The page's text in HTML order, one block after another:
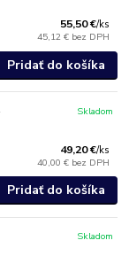
55,50 €/ks
45,12 € bez DPH
Pridať do košíka
49,20 €/ks
40,00 € bez DPH
Skladom
Pridať do košíka
Skladom